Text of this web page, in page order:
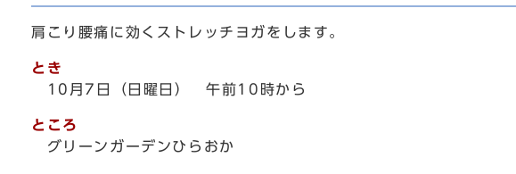
肩こり腰痛に効くストレッチヨガをします。
とき
10月7日（日曜日） 午前10時から
ところ
グリーンガーデンひらおか